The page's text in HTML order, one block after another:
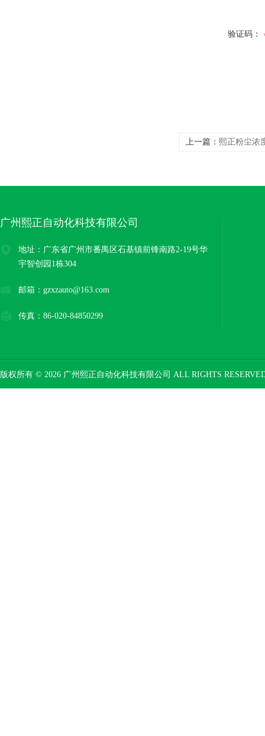
验证码：
上一篇： 熙正粉尘浓
广州熙正自动化科技有限公司
地址：广东省广州市番禺区石基镇前锋南路2-19号华
宇智创园1栋304
邮箱：gzxzauto@163.com
传真：86-020-84850299
版权所有 © 2026 广州熙正自动化科技有限公司 ALL RIGHTS